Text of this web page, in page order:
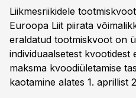
Liikmesriikidele
Euroopa Liit piirata
eraldatud tootmiskvoot on
individuaalsetest
maksma kvoodiületamise
kaotamine alates 1. aprillist